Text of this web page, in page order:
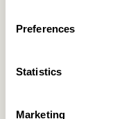
Preferences
Statistics
Marketing